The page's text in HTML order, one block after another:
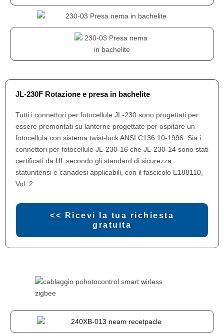
JL-230F Rotazione e presa in bachelite
Tutti i connettori per fotocellule JL-230 sono progettati per
essere premontati su lanterne progettate per ospitare un
fotocellula con sistema twist-lock ANSI C136.10-1996. Sia i
connettori per fotocellule JL-230-16 che JL-230-14 sono stati
certificati da UL secondo gli standard di sicurezza
statunitensi e canadesi applicabili, con il fascicolo E188110,
Vol. 2.
<< Ricevi la tua richiesta
gratuita